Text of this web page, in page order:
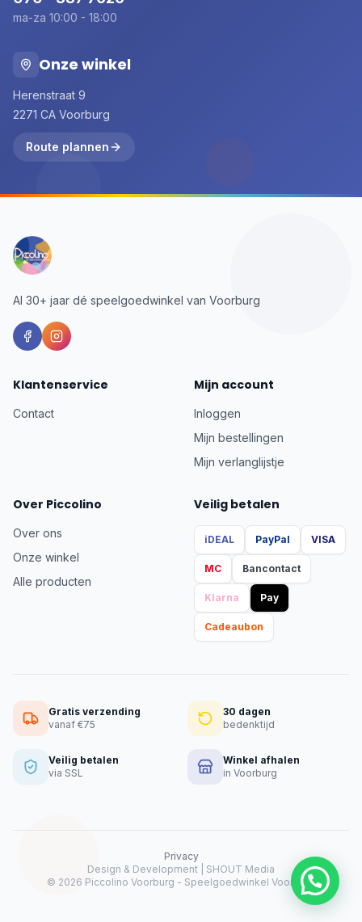
ma-za 10:00 - 18:00
Onze winkel
Herenstraat 9
2271 CA Voorburg
Route plannen
Al 30+ jaar dé speelgoedwinkel van Voorburg
Klantenservice
Contact
Mijn account
Inloggen
Mijn bestellingen
Mijn verlanglijstje
Over Piccolino
Over ons
Onze winkel
Alle producten
Veilig betalen
iDEAL PayPal VISA
MC Bancontact
Klarna Pay
Cadeaubon
Gratis verzending
vanaf €75
30 dagen
bedenktijd
Veilig betalen
via SSL
Winkel afhalen
in Voorburg
Privacy
Design & Development | SHOUT Media
© 2026 Piccolino Voorburg - Speelgoedwinkel Voorburg
Heeft u hulp nodig?